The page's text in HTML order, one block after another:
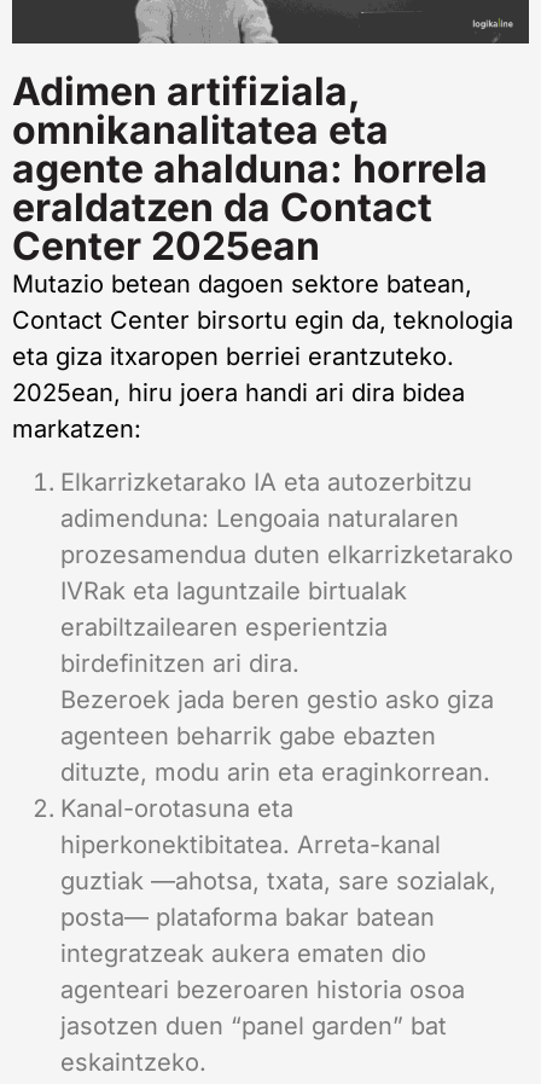
Adimen artifiziala,
omnikanalitatea eta
agente ahalduna: horrela
eraldatzen da Contact
Center 2025ean
Mutazio betean dagoen sektore batean,
Contact Center birsortu egin da, teknologia
eta giza itxaropen berriei erantzuteko.
2025ean, hiru joera handi ari dira bidea
markatzen:
Elkarrizketarako IA eta autozerbitzu
adimenduna: Lengoaia naturalaren
prozesamendua duten elkarrizketarako
IVRak eta laguntzaile birtualak
erabiltzailearen esperientzia
birdefinitzen ari dira.
Bezeroek jada beren gestio asko giza
agenteen beharrik gabe ebazten
dituzte, modu arin eta eraginkorrean.
Kanal-orotasuna eta
hiperkonektibitatea. Arreta-kanal
guztiak —ahotsa, txata, sare sozialak,
posta— plataforma bakar batean
integratzeak aukera ematen dio
agenteari bezeroaren historia osoa
jasotzen duen “panel garden” bat
eskaintzeko.